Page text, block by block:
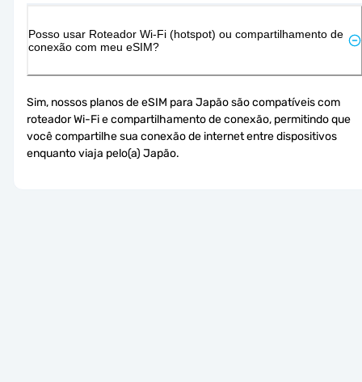
Posso usar Roteador Wi-Fi (hotspot) ou compartilhamento de
conexão com meu eSIM?
Sim, nossos planos de eSIM para Japão são compatíveis com
roteador Wi-Fi e compartilhamento de conexão, permitindo que
você compartilhe sua conexão de internet entre dispositivos
enquanto viaja pelo(a) Japão.